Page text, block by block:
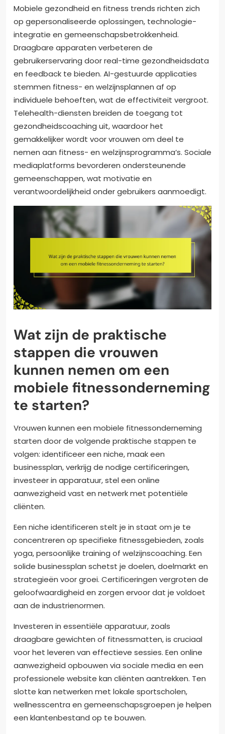
Mobiele gezondheid en fitness trends richten zich
op gepersonaliseerde oplossingen, technologie-
integratie en gemeenschapsbetrokkenheid.
Draagbare apparaten verbeteren de
gebruikerservaring door real-time gezondheidsdata
en feedback te bieden. AI-gestuurde applicaties
stemmen fitness- en welzijnsplannen af op
individuele behoeften, wat de effectiviteit vergroot.
Telehealth-diensten breiden de toegang tot
gezondheidscoaching uit, waardoor het
gemakkelijker wordt voor vrouwen om deel te
nemen aan fitness- en welzijnsprogramma’s. Sociale
mediaplatforms bevorderen ondersteunende
gemeenschappen, wat motivatie en
verantwoordelijkheid onder gebruikers aanmoedigt.
Wat zijn de praktische
stappen die vrouwen
kunnen nemen om een
mobiele fitnessonderneming
te starten?
Vrouwen kunnen een mobiele fitnessonderneming
starten door de volgende praktische stappen te
volgen: identificeer een niche, maak een
businessplan, verkrijg de nodige certificeringen,
investeer in apparatuur, stel een online
aanwezigheid vast en netwerk met potentiële
cliënten.
Een niche identificeren stelt je in staat om je te
concentreren op specifieke fitnessgebieden, zoals
yoga, persoonlijke training of welzijnscoaching. Een
solide businessplan schetst je doelen, doelmarkt en
strategieën voor groei. Certificeringen vergroten de
geloofwaardigheid en zorgen ervoor dat je voldoet
aan de industrienormen.
Investeren in essentiële apparatuur, zoals
draagbare gewichten of fitnessmatten, is cruciaal
voor het leveren van effectieve sessies. Een online
aanwezigheid opbouwen via sociale media en een
professionele website kan cliënten aantrekken. Ten
slotte kan netwerken met lokale sportscholen,
wellnesscentra en gemeenschapsgroepen je helpen
een klantenbestand op te bouwen.